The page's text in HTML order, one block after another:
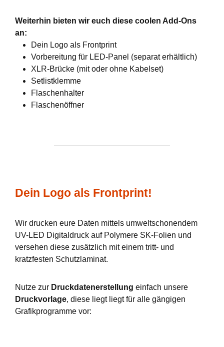
Weiterhin bieten wir euch diese coolen Add-Ons
an:
Dein Logo als Frontprint
Vorbereitung für LED-Panel (separat erhältlich)
XLR-Brücke (mit oder ohne Kabelset)
Setlistklemme
Flaschenhalter
Flaschenöffner
Dein Logo als Frontprint!
Wir drucken eure Daten mittels umweltschonendem
UV-LED Digitaldruck auf Polymere SK-Folien und
versehen diese zusätzlich mit einem tritt- und
kratzfesten Schutzlaminat.
Nutze zur Druckdatenerstellung einfach unsere
Druckvorlage, diese liegt liegt für alle gängigen
Grafikprogramme vor: